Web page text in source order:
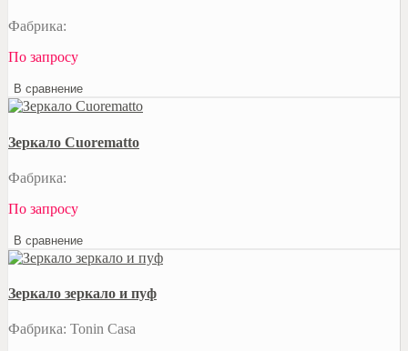
Фабрика:
По запросу
В сравнение
Зеркало Cuorematto
Фабрика:
По запросу
В сравнение
Зеркало зеркало и пуф
Фабрика: Tonin Casa